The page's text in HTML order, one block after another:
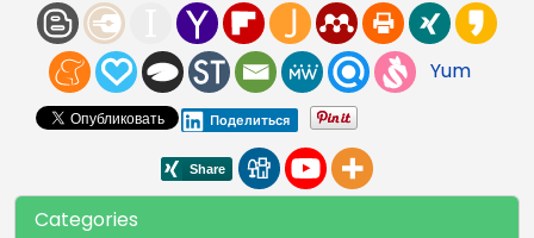
Yum
Поделиться
Categories